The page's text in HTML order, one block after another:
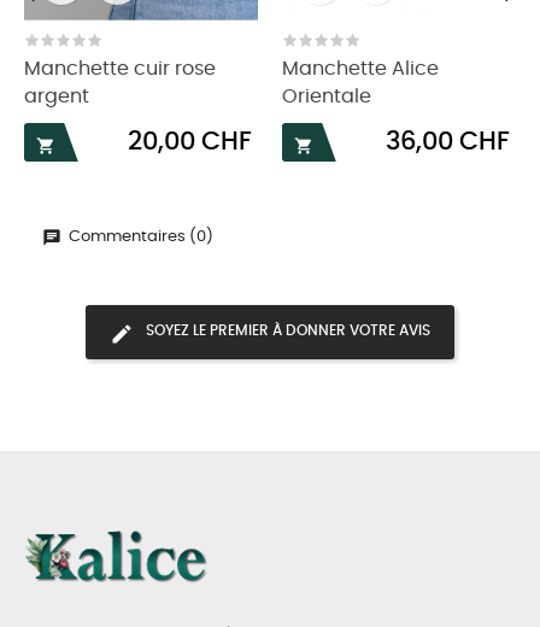
Manchette cuir rose
argent

Prix
20,00 CHF
Manchette Alice
Orientale

Prix
36,00 CHF
‹
Commentaires (0)
SOYEZ LE PREMIER À DONNER VOTRE AVIS